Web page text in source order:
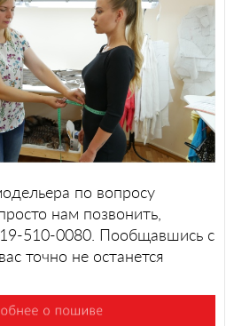
по вопросу
нам позвонить,
510-0080. Пообщавшись с
точно не останется